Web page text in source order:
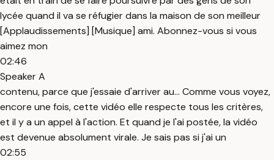
lycée quand il va se réfugier dans la maison de son meilleur
[Applaudissements] [Musique] ami. Abonnez-vous si vous
aimez mon
02:46
Speaker A
contenu, parce que j'essaie d'arriver au... Comme vous voyez,
encore une fois, cette vidéo elle respecte tous les critères,
et il y a un appel à l'action. Et quand je l'ai postée, la vidéo
est devenue absolument virale. Je sais pas si j'ai un
02:55